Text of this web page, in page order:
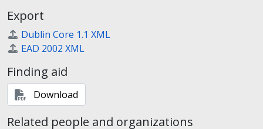
Export
Dublin Core 1.1 XML
EAD 2002 XML
Finding aid
Download
Related people and organizations